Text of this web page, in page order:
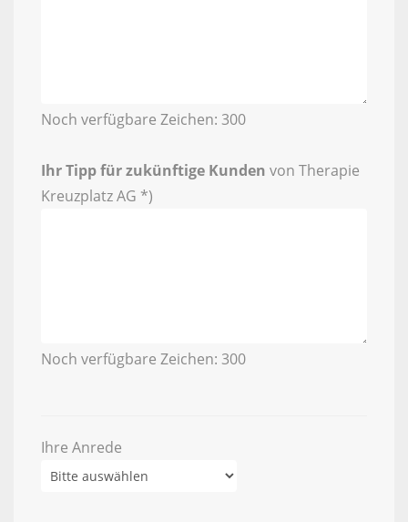
Noch verfügbare Zeichen: 300
Ihr Tipp für zukünftige Kunden von Therapie
Kreuzplatz AG *)
Noch verfügbare Zeichen: 300
Ihre Anrede